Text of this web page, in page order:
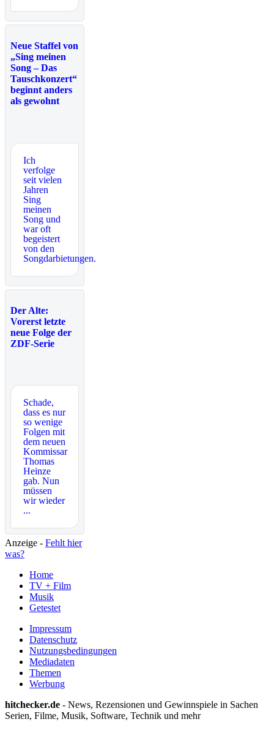
Neue Staffel von
„Sing meinen
Song – Das
Tauschkonzert“
beginnt anders
als gewohnt
Ich
verfolge
seit vielen
Jahren
Sing
meinen
Song und
war oft
begeistert
von den
Songdarbietungen.
Der Alte:
Vorerst letzte
neue Folge der
ZDF-Serie
Schade,
dass es nur
so wenige
Folgen mit
dem neuen
Kommissar
Thomas
Heinze
gab. Nun
müssen
wir wieder
...
Anzeige - Fehlt hier
was?
Home
TV + Film
Musik
Getestet
Impressum
Datenschutz
Nutzungsbedingungen
Mediadaten
Themen
Werbung
hitchecker.de - News, Rezensionen und Gewinnspiele in Sachen
Serien, Filme, Musik, Software, Technik und mehr